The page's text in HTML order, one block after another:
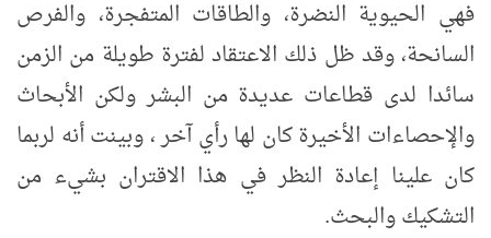
فهي الحيوية النضرة، والطاقات المتفجرة، والفرص
السانحة، وقد ظل ذلك الاعتقاد لفترة طويلة من الزمن
سائدا لدى قطاعات عديدة من البشر ولكن الأبحاث
والإحصاءات الأخيرة كان لها رأي آخر ، وبينت أنه لربما
كان علينا إعادة النظر في هذا الاقتران بشيء من
التشكيك والبحث.